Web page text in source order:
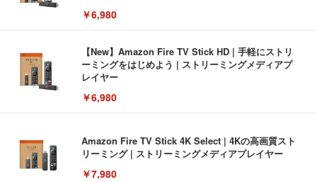
￥6,980
【New】Amazon Fire TV Stick HD | 手軽にストリ
ーミングをはじめよう | ストリーミングメディアプ
レイヤー
￥6,980
Amazon Fire TV Stick 4K Select | 4Kの高画質スト
リーミング | ストリーミングメディアプレイヤー
￥7,980